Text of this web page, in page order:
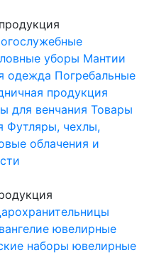
уборы Мантии
одежда Погребальные
продукция
для венчания Товары
Футляры, чехлы,
облачения и
ювелирные
наборы ювелирные